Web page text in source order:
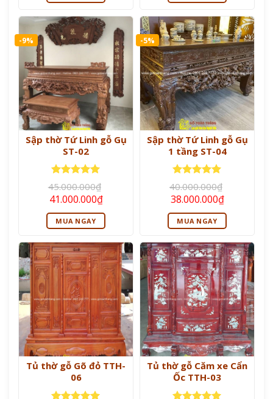
-9%
Sập thờ Tứ Linh gỗ Gụ
ST-02
Được xếp
hạng55
sao
45.000.000₫
Giá
gốc
là:
45.000.000₫.
41.000.000₫Giá
hiện
tại
là:
MUA NGAY
-5%
Sập thờ Tứ Linh gỗ Gụ
1 tầng ST-04
Được xếp
hạng55
sao
40.000.000₫
Giá
gốc
là:
40.000.000₫.
38.000.000₫Giá
hiện
tại
là:
MUA NGAY
Tủ thờ gỗ Gõ đỏ TTH-
06
Tủ thờ gỗ Căm xe Cẩn
Ốc TTH-03